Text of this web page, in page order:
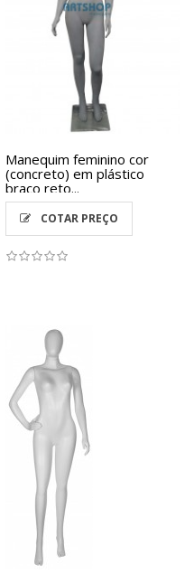
Manequim feminino cor
(concreto) em plástico
braço reto...
COTAR PREÇO